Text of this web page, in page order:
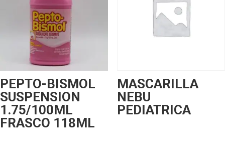
PEPTO-BISMOL
SUSPENSION
1.75/100ML
FRASCO 118ML
MASCARILLA
NEBU
PEDIATRICA